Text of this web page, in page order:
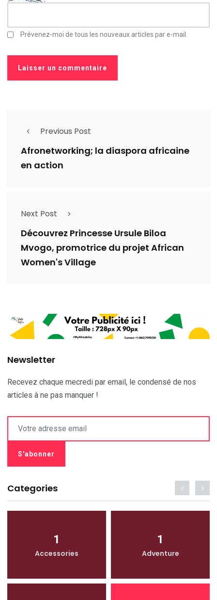
Prévenez-moi de tous les nouveaux articles par e-mail.
Previous Post
Afronetworking; la diaspora africaine
en action
Next Post
Découvrez Princesse Ursule Biloa
Mvogo, promotrice du projet African
Women's Village
Newsletter
Recevez chaque mecredi par email, le condensé de nos
articles à ne pas manquer !
Categories
1
Accessories
1
Adventure